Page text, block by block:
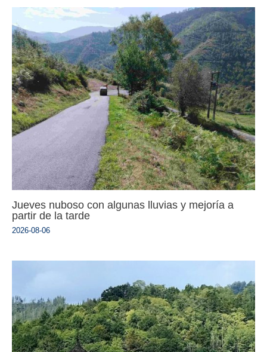
Jueves nuboso con algunas lluvias y mejoría a
partir de la tarde
2026-08-06